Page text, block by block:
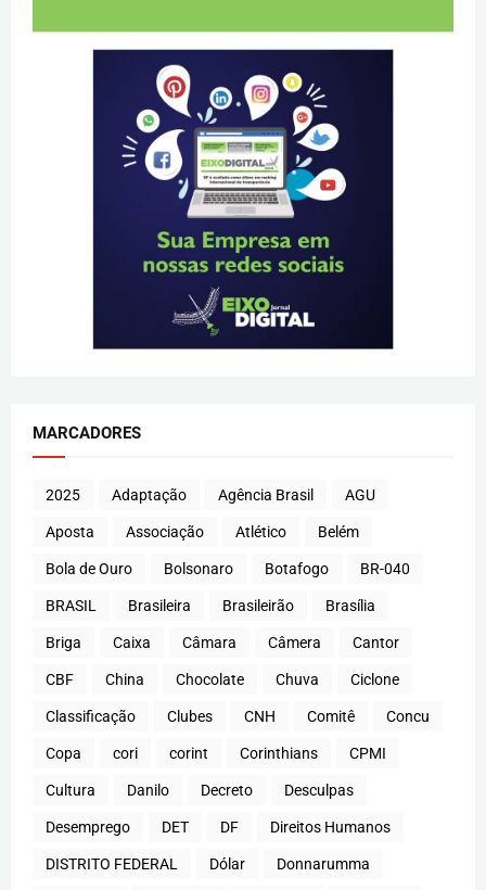
MARCADORES
2025 Adaptação Agência Brasil AGU
Aposta Associação Atlético Belém
Bola de Ouro Bolsonaro Botafogo BR-040
BRASIL Brasileira Brasileirão Brasília
Briga Caixa Câmara Câmera Cantor
CBF China Chocolate Chuva Ciclone
Classificação Clubes CNH Comitê Concu
Copa cori corint Corinthians CPMI
Cultura Danilo Decreto Desculpas
Desemprego DET DF Direitos Humanos
DISTRITO FEDERAL Dólar Donnarumma